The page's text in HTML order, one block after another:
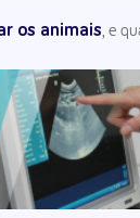
os animais, e